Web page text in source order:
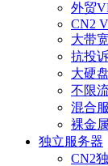
外贸
CN2
大带
抗投
大硬
不限
混合
裸金
独立服务器
CN2